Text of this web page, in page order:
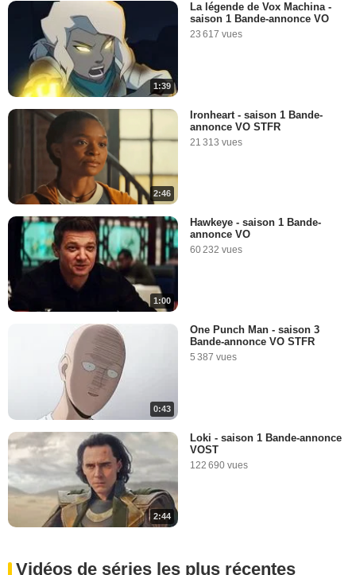
1:39
La légende de Vox Machina -
saison 1 Bande-annonce VO
23 617 vues
2:46
Ironheart - saison 1 Bande-
annonce VO STFR
21 313 vues
1:00
Hawkeye - saison 1 Bande-
annonce VO
60 232 vues
0:43
One Punch Man - saison 3
Bande-annonce VO STFR
5 387 vues
2:44
Loki - saison 1 Bande-annonce
VOST
122 690 vues
Vidéos de séries les plus récentes